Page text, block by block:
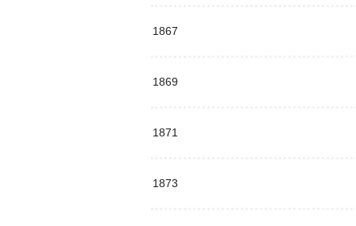
1867
1869
1871
1873